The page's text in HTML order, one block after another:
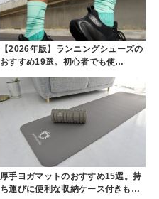
【2026年版】ランニングシューズの
おすすめ19選。初心者でも使…
厚手ヨガマットのおすすめ15選。持
ち運びに便利な収納ケース付きも…